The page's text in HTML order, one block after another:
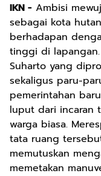
IKN - Ambisi
sebagai kota
berhadapan
tinggi di lapangan.
Suharto yang
sekaligus paru-
pemerintahan
luput dari incaran
warga biasa.
tata ruang
memutuskan
memetakan